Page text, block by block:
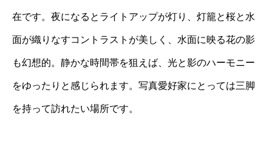
在です。夜になるとライトアップが灯り、灯籠と桜と水
面が織りなすコントラストが美しく、水面に映る花の影
も幻想的。静かな時間帯を狙えば、光と影のハーモニー
をゆったりと感じられます。写真愛好家にとっては三脚
を持って訪れたい場所です。